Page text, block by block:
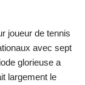
joueur de tennis
avec sept
glorieuse a
largement le